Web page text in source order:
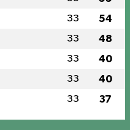
33 54
33 48
33 40
33 40
33 37